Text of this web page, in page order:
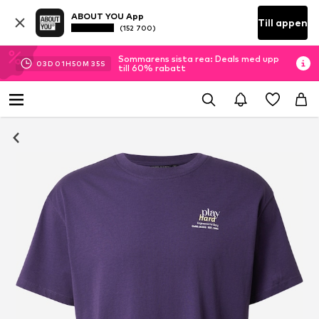
ABOUT YOU App
(152 700) Till appen
03D 01H50M 34S
Sommarens sista rea: Deals med upp
till 60% rabatt